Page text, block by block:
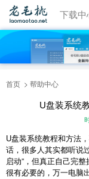
视频教程 下载中
首页 帮助中心
U盘装系统
U盘装系统教程和方法
话，很多人其实都听说
启动”，但真正自己完
很有必要的，万一电脑